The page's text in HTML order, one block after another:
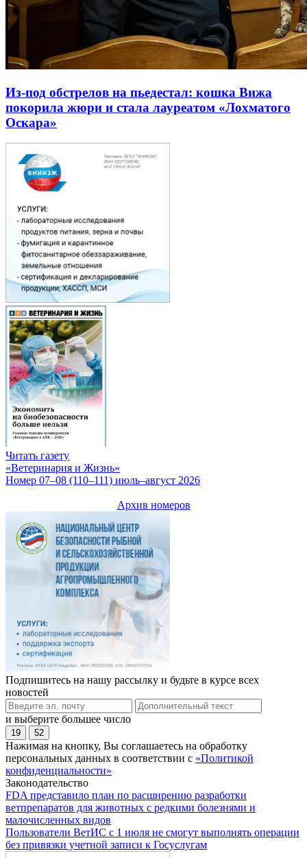
Из-под обстрелов на пьедестал: кошка Вижа
покорила жюри и стала лауреатом «Лохматого
Оскара»
Читать газету
«Ветеринария и Жизнь»
Номер 07–08 (110–111) июль–август 2026
Архив номеров
Подпишитесь на нашу рассылку и будьте в курсе всех
новостей
и выберите большее число
19 52
Нажимая на кнопку, Вы соглашаетесь на обработку
персональных данных в соответствии с «Политикой
конфиденциальности»
Законодательство
FDA представило план по расширению разработки
ветпрепаратов для животных с редкими болезнями и
малочисленных видов
Пользователи ВетИС с 1 июля не смогут выполнять операции
без привязки учетной записи к Госуслугам